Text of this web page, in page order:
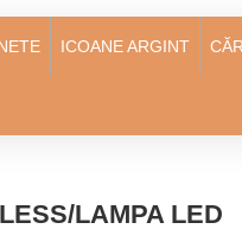
ICOANE ARGINT
LAMPA LED